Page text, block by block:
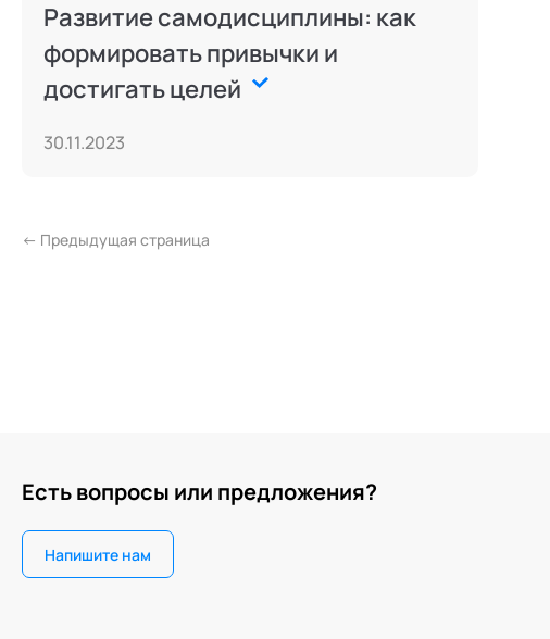
Развитие самодисциплины: как
формировать привычки и
достигать целей
30.11.2023
← Предыдущая страница
Есть вопросы или предложения?
Напишите нам